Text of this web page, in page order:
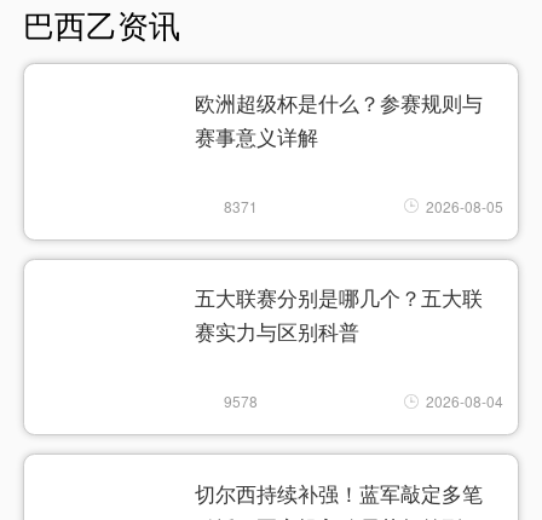
巴西乙资讯
欧洲超级杯是什么？参赛规则与
赛事意义详解
8371 2026-08-05
五大联赛分别是哪几个？五大联
赛实力与区别科普
9578 2026-08-04
切尔西持续补强！蓝军敲定多笔